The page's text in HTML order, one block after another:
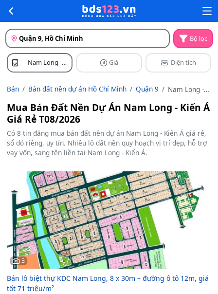
Quận 9, Hồ Chí Minh Bộ lọc
Nam Long -
Kiến Á
Giá Diện tích
Bán Bán đất nền dự án Hồ Chí Minh Quận 9
Nam Long -
Mua Bán Đất Nền Dự Án Nam Long - Kiến Á
Giá Rẻ T08/2026
Có 8 tin đăng mua bán đất nền dự án Nam Long - Kiến Á giá rẻ,
sổ đỏ riêng, uy tín. Nhiều lô đất nền quy hoạch vị trí đẹp, hỗ trợ
vay vốn, sang tên liền tại Nam Long - Kiến Á.
3
Bán lô biệt thự KDC Nam Long, 8 x 30m – đường ô tô 12m, giá
tốt 71 triệu/m²